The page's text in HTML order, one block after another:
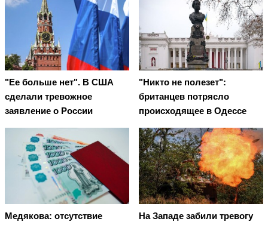
"Ее больше нет". В США
сделали тревожное
заявление о России
"Никто не полезет":
британцев потрясло
происходящее в Одессе
Медякова: отсутствие
На Западе забили тревогу